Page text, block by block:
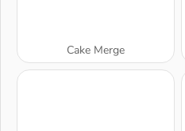
Cake Merge